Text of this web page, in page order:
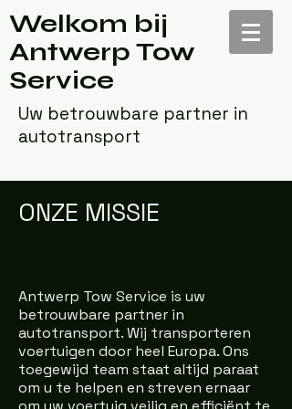
Welkom bij
Antwerp Tow
Service
Uw betrouwbare partner in
autotransport
ONZE MISSIE
Antwerp Tow Service is uw
betrouwbare partner in
autotransport. Wij transporteren
voertuigen door heel Europa. Ons
toegewijd team staat altijd paraat
om u te helpen en streven ernaar